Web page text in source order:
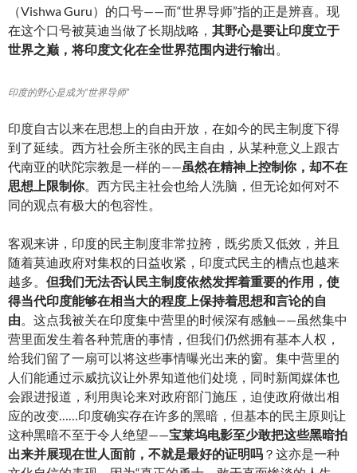
（Vishwa Guru）的口号——而“世界导师”指的正是辨喜。现
在这个口号被莫迪当做了长期战略， 其野心是要让印度立于
世界之巅，将印度文化在全世界范围内进行输出。
印度的野心是成为“世界导师”
印度自古以来在思想上的自由开放，在如今的民主制度下得
到了延续。西方社会所主张的民主自由，从某种意义上跟古
代南亚的吠陀宗教是一样的——虽然在精神上控制你，却不在
思想上限制你。西方民主社会也给人洗脑，但无论如何对不
同的观点有极大的包容性。
客观来讲，印度的民主制度非常拉胯，既劣质又低效，并且
随着莫迪政府对集权的日益收紧，印度式民主的槽点也越来
越多。 但我们无法否认民主制度依然发挥着重要的作用，使
得当代印度能够在相当大的程度上保持着思想和言论的自
由。这点我被关在印度集中营里的时候深有感触——虽然集中
营里面发生着各种荒唐的事情，但我们仍然拥有基本人权，
给我们留了一扇可以将这些事情曝光出来的窗。集中营里的
人们能通过示威抗议让外界知道他们处境，同时新闻媒体也
会跟进报道，利用舆论来对政府部门施压，迫使政府做出相
应的改变……印度确实存在许多的黑暗，但基本的民主原则让
这种黑暗不至于令人绝望——宝莱坞电影至少敢把这些黑暗拍
出来并展现在世人面前，不就是最好的证明吗 ？这亦是一种